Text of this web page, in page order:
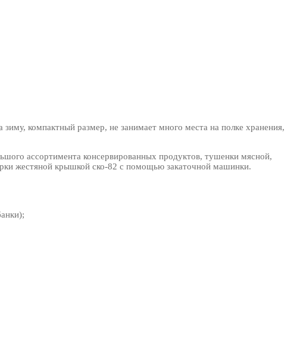
компактный размер, не занимает много места на полке хранения,
ассортимента консервированных продуктов, тушенки мясной,
жестяной крышкой ско-82 с помощью закаточной машинки.